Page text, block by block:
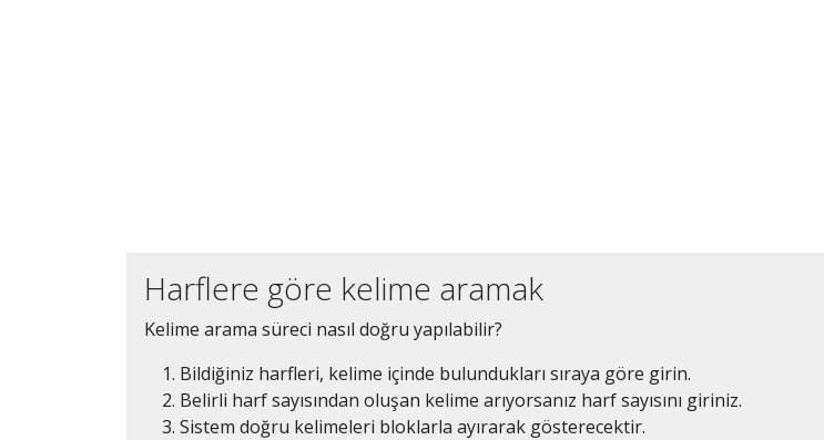
Harflere göre kelime aramak
Kelime arama süreci nasıl doğru yapılabilir?
Bildiğiniz harfleri, kelime içinde bulundukları sıraya göre girin.
Belirli harf sayısından oluşan kelime arıyorsanız harf sayısını giriniz.
Sistem doğru kelimeleri bloklarla ayırarak gösterecektir.